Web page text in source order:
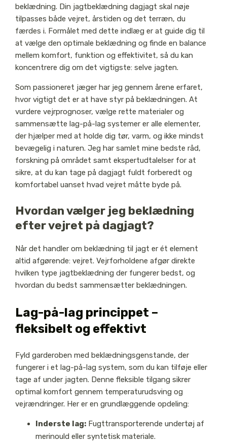
beklædning. Din jagtbeklædning dagjagt skal nøje
tilpasses både vejret, årstiden og det terræn, du
færdes i. Formålet med dette indlæg er at guide dig til
at vælge den optimale beklædning og finde en balance
mellem komfort, funktion og effektivitet, så du kan
koncentrere dig om det vigtigste: selve jagten.
Som passioneret jæger har jeg gennem årene erfaret,
hvor vigtigt det er at have styr på beklædningen. At
vurdere vejrprognoser, vælge rette materialer og
sammensætte lag-på-lag systemer er alle elementer,
der hjælper med at holde dig tør, varm, og ikke mindst
bevægelig i naturen. Jeg har samlet mine bedste råd,
forskning på området samt ekspertudtalelser for at
sikre, at du kan tage på dagjagt fuldt forberedt og
komfortabel uanset hvad vejret måtte byde på.
Hvordan vælger jeg beklædning
efter vejret på dagjagt?
Når det handler om beklædning til jagt er ét element
altid afgørende: vejret. Vejrforholdene afgør direkte
hvilken type jagtbeklædning der fungerer bedst, og
hvordan du bedst sammensætter beklædningen.
Lag-på-lag princippet –
fleksibelt og effektivt
Fyld garderoben med beklædningsgenstande, der
fungerer i et lag-på-lag system, som du kan tilføje eller
tage af under jagten. Denne fleksible tilgang sikrer
optimal komfort gennem temperaturudsving og
vejrændringer. Her er en grundlæggende opdeling:
Inderste lag:Fugttransporterende undertøj af
merinould eller syntetisk materiale.